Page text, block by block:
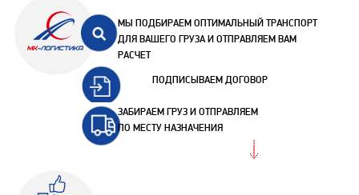
МЫ ПОДБИРАЕМ ОПТИМАЛЬНЫЙ ТРАНСПОРТ
ДЛЯ ВАШЕГО ГРУЗА И ОТПРАВЛЯЕМ ВАМ
РАСЧЕТ
ПОДПИСЫВАЕМ ДОГОВОР
ЗАБИРАЕМ ГРУЗ И ОТПРАВЛЯЕМ
ПО МЕСТУ НАЗНАЧЕНИЯ